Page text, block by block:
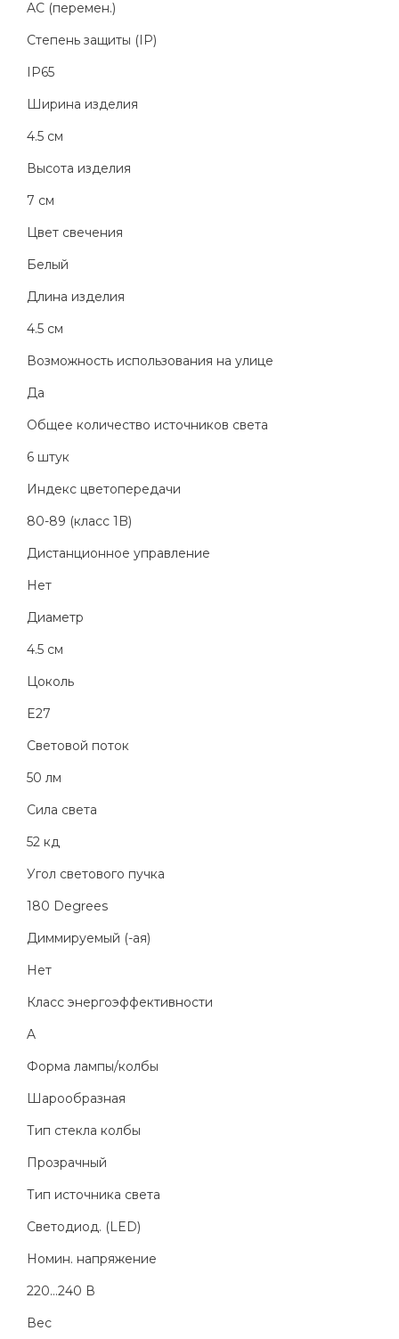
AC (перемен.)
Степень защиты (IP)
IP65
Ширина изделия
4.5 см
Высота изделия
7 см
Цвет свечения
Белый
Длина изделия
4.5 см
Возможность использования на улице
Да
Общее количество источников света
6 штук
Индекс цветопередачи
80-89 (класс 1B)
Дистанционное управление
Нет
Диаметр
4.5 см
Цоколь
E27
Световой поток
50 лм
Сила света
52 кд
Угол светового пучка
180 Degrees
Диммируемый (-ая)
Нет
Класс энергоэффективности
A
Форма лампы/колбы
Шарообразная
Тип стекла колбы
Прозрачный
Тип источника света
Светодиод. (LED)
Номин. напряжение
220...240 В
Вес